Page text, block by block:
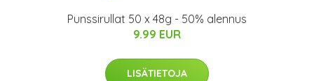
Punssirullat 50 x 48g - 50% alennus
9.99 EUR
LISÄTIETOJA